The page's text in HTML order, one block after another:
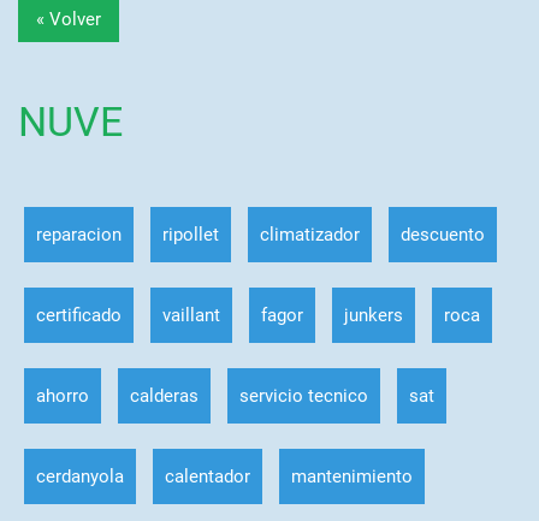
« Volver
NUVE
reparacion ripollet climatizador descuento
certificado vaillant fagor junkers roca
ahorro calderas servicio tecnico sat
cerdanyola calentador mantenimiento